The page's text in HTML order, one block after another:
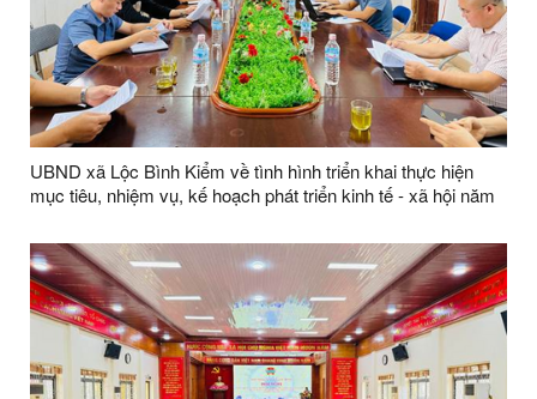
UBND xã Lộc Bình Kiểm về tình hình triển khai thực hiện
mục tiêu, nhiệm vụ, kế hoạch phát triển kinh tế - xã hội năm